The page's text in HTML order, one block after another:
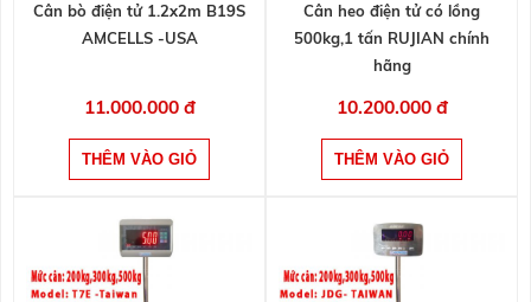
Cân bò điện tử 1.2x2m B19S
AMCELLS -USA
11.000.000 đ
Cân heo điện tử có lồng
500kg,1 tấn RUJIAN chính
hãng
10.200.000 đ